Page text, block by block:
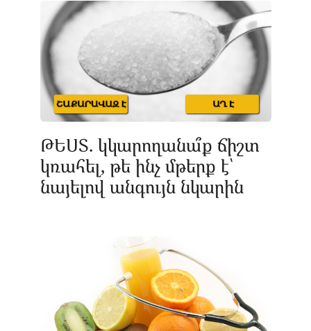
ԹԵՍՏ. կկարողանա՞ք ճիշտ
կռահել, թե ինչ մթերք է՝
նայելով անգույն նկարին